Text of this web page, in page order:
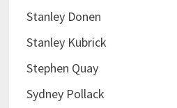
Stanley Donen
Stanley Kubrick
Stephen Quay
Sydney Pollack